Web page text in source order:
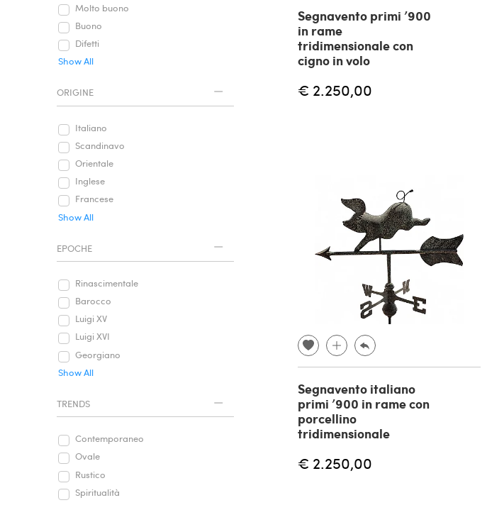
Molto buono
Buono
Difetti
Show All
ORIGINE
Italiano
Scandinavo
Orientale
Inglese
Francese
Show All
EPOCHE
Rinascimentale
Barocco
Luigi XV
Luigi XVI
Georgiano
Show All
TRENDS
Contemporaneo
Ovale
Rustico
Spiritualità
Segnavento primi ’900
in rame
tridimensionale con
cigno in volo
€ 2.250,00
Segnavento italiano
primi ’900 in rame con
porcellino
tridimensionale
€ 2.250,00